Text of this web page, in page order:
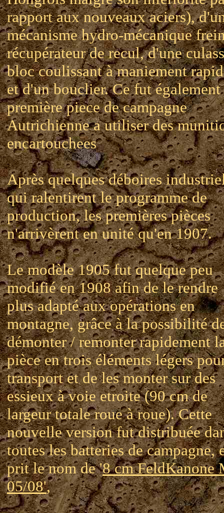
rapport aux nouveaux aciers),
mécanisme hydro-mécanique
récupérateur de recul, d'une
bloc coulissant à maniement
et d'un bouclier. Ce fut
première piece de campagne
Autrichienne a utiliser des
encartouchees
Après quelques déboires
qui ralentirent le programme de
production, les premières pièces
n'arrivèrent en unité qu'en 1907.
Le modèle 1905 fut quelque peu
modifié en 1908 afin de le rendre
plus adapté aux opérations en
montagne, grâce à la possibilité
démonter / remonter rapidement
pièce en trois éléments légers
transport et de les monter sur des
essieux à voie etroite (90 cm de
largeur totale roue à roue). Cette
nouvelle version fut distribuée
toutes les batteries de campagne,
prit le nom de '8 cm FeldKanone
05/08',